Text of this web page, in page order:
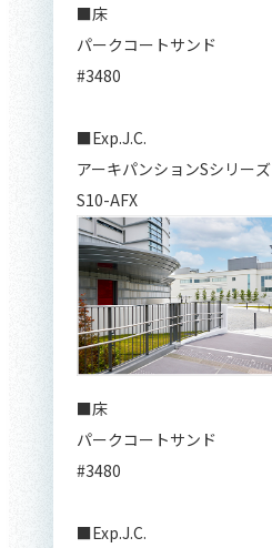
■床
パークコートサンド
#3480
■Exp.J.C.
アーキパンションSシリーズ
S10-AFX
■床
パークコートサンド
#3480
■Exp.J.C.